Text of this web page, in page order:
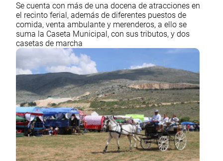
Se cuenta con más de una docena de atracciones en
el recinto ferial, además de diferentes puestos de
comida, venta ambulante y merenderos, a ello se
suma la Caseta Municipal, con sus tributos, y dos
casetas de marcha